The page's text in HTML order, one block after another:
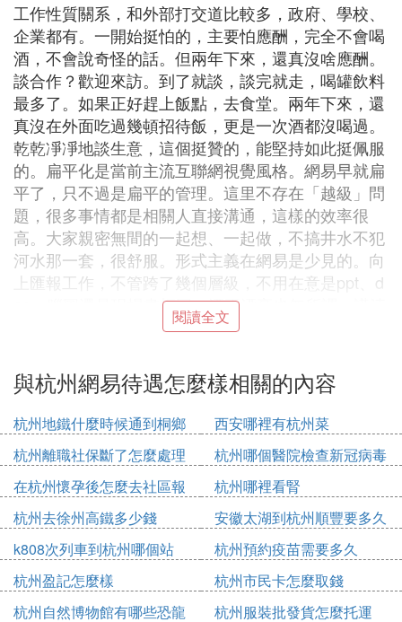
工作性質關系，和外部打交道比較多，政府、學校、
企業都有。一開始挺怕的，主要怕應酬，完全不會喝
酒，不會說奇怪的話。但兩年下來，還真沒啥應酬。
談合作？歡迎來訪。到了就談，談完就走，喝罐飲料
最多了。如果正好趕上飯點，去食堂。兩年下來，還
真沒在外面吃過幾頓招待飯，更是一次酒都沒喝過。
乾乾凈凈地談生意，這個挺贊的，能堅持如此挺佩服
的。扁平化是當前主流互聯網視覺風格。網易早就扁
平了，只不過是扁平的管理。這里不存在「越級」問
題，很多事情都是相關人直接溝通，這樣的效率很
高。大家親密無間的一起想、一起做，不搞井水不犯
河水那一套，很舒服。形式主義在網易是少見的。向
上匯報工作，不管跨了幾個層級，不用在意是ppt、d
oc、腦圖還是現場畫框圖，漂不漂亮也無所謂，講清
楚就好。也沒有虛假的加班。事情忙，相關的人就會
還有一條，太低調，不知道算優點還是缺點。做為國
內市值第四高的互聯網公司，媒體曝光度實在是低。
這種低調作風也體現在做事上，總是後知後覺的感
覺，很少沖在前面引領風潮。
最有趣的來了。大網易本身就是一個大賣場。外界對
網易的電商不太了解，市場份額也確實不大。但在網
易內部，那電商是如火如荼。有內部的購物網站，可
以買水果切、壽司、披薩、登機箱，還有網易農業部
出產的笨雞、土雞蛋、有機蔬菜等，當然少不了饞死
你的網易豬肉。神奇的是，這些在易信里也可以買，
而此功能既不是電商部門，也不是易信做的。猜測誰
閱讀全文
與杭州網易待遇怎麼樣相關的內容
杭州地鐵什麼時候通到桐鄉
西安哪裡有杭州菜
杭州離職社保斷了怎麼處理
杭州哪個醫院檢查新冠病毒
在杭州懷孕後怎麼去社區報
備
杭州哪裡看腎
杭州去徐州高鐵多少錢
安徽太湖到杭州順豐要多久
k808次列車到杭州哪個站
杭州預約疫苗需要多久
杭州盈記怎麼樣
杭州市民卡怎麼取錢
杭州自然博物館有哪些恐龍
杭州服裝批發貨怎麼托運